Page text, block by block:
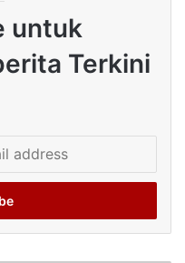
untuk
Terkini